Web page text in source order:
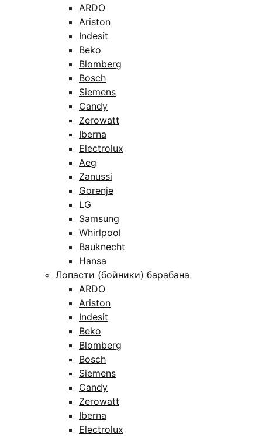
ARDO
Ariston
Indesit
Beko
Blomberg
Bosch
Siemens
Candy
Zerowatt
Iberna
Electrolux
Aeg
Zanussi
Gorenje
LG
Samsung
Whirlpool
Bauknecht
Hansa
Лопасти (бойники) барабана
ARDO
Ariston
Indesit
Beko
Blomberg
Bosch
Siemens
Candy
Zerowatt
Iberna
Electrolux